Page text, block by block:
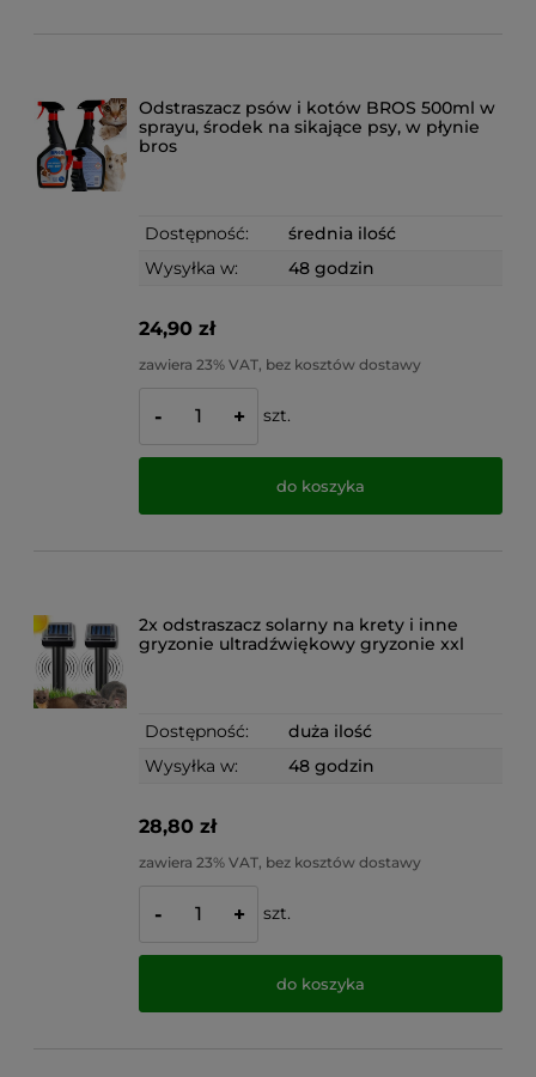
Odstraszacz psów i kotów BROS 500ml w
sprayu, środek na sikające psy, w płynie
bros
Dostępność:
średnia ilość
Wysyłka w:
48 godzin
24,90 zł
zawiera 23% VAT, bez kosztów dostawy
- + szt.
do koszyka
2x odstraszacz solarny na krety i inne
gryzonie ultradźwiękowy gryzonie xxl
Dostępność:
duża ilość
Wysyłka w:
48 godzin
28,80 zł
zawiera 23% VAT, bez kosztów dostawy
- + szt.
do koszyka